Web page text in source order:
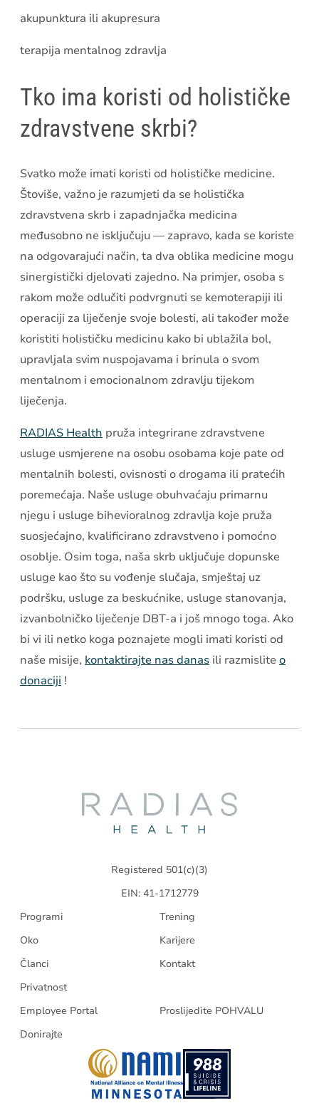
akupunktura ili akupresura
terapija mentalnog zdravlja
Tko ima koristi od holističke
zdravstvene skrbi?
Svatko može imati koristi od holističke medicine.
Štoviše, važno je razumjeti da se holistička
zdravstvena skrb i zapadnjačka medicina
međusobno ne isključuju — zapravo, kada se koriste
na odgovarajući način, ta dva oblika medicine mogu
sinergistički djelovati zajedno. Na primjer, osoba s
rakom može odlučiti podvrgnuti se kemoterapiji ili
operaciji za liječenje svoje bolesti, ali također može
koristiti holističku medicinu kako bi ublažila bol,
upravljala svim nuspojavama i brinula o svom
mentalnom i emocionalnom zdravlju tijekom
liječenja.
RADIAS Health pruža integrirane zdravstvene
usluge usmjerene na osobu osobama koje pate od
mentalnih bolesti, ovisnosti o drogama ili pratećih
poremećaja. Naše usluge obuhvaćaju primarnu
njegu i usluge bihevioralnog zdravlja koje pruža
suosjećajno, kvalificirano zdravstveno i pomoćno
osoblje. Osim toga, naša skrb uključuje dopunske
usluge kao što su vođenje slučaja, smještaj uz
podršku, usluge za beskućnike, usluge stanovanja,
izvanbolničko liječenje DBT-a i još mnogo toga. Ako
bi vi ili netko koga poznajete mogli imati koristi od
naše misije, kontaktirajte nas danas ili razmislite o
donaciji !
Registered 501(c)(3)
EIN: 41-1712779
Programi
Trening
Oko
Karijere
Članci
Kontakt
Privatnost
Employee Portal
Proslijedite POHVALU
Donirajte